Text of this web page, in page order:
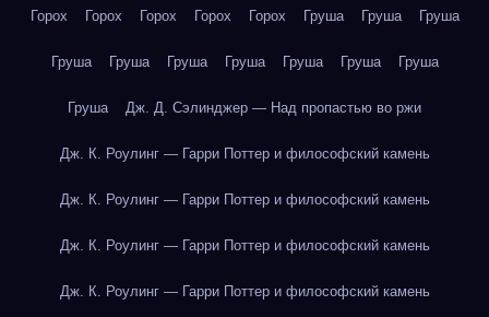
Горох Горох Горох Горох Горох Груша Груша Груша
Груша Груша Груша Груша Груша Груша Груша
Груша Дж. Д. Сэлинджер — Над пропастью во ржи
Дж. К. Роулинг — Гарри Поттер и философский камень
Дж. К. Роулинг — Гарри Поттер и философский камень
Дж. К. Роулинг — Гарри Поттер и философский камень
Дж. К. Роулинг — Гарри Поттер и философский камень